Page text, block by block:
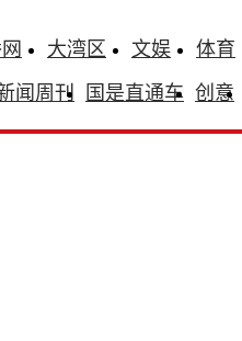
大湾区 文娱 体育
闻周刊 国是直通车 创意